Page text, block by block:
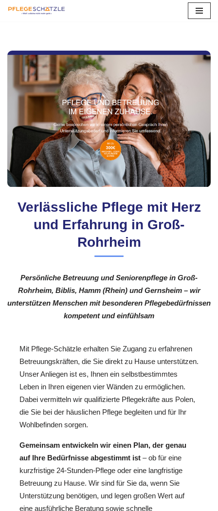
springen
Verlässliche Pflege mit Herz
und Erfahrung in Groß-
Rohrheim
Persönliche Betreuung und Seniorenpflege in Groß-
Rohrheim, Biblis, Hamm (Rhein) und Gernsheim – wir
unterstützen Menschen mit besonderen Pflegebedürfnissen
kompetent und einfühlsam
Mit Pflege-Schätzle erhalten Sie Zugang zu erfahrenen
Betreuungskräften, die Sie direkt zu Hause unterstützen.
Unser Anliegen ist es, Ihnen ein selbstbestimmtes
Leben in Ihren eigenen vier Wänden zu ermöglichen.
Dabei vermitteln wir qualifizierte Pflegekräfte aus Polen,
die Sie bei der häuslichen Pflege begleiten und für Ihr
Wohlbefinden sorgen.
Gemeinsam entwickeln wir einen Plan, der genau
auf Ihre Bedürfnisse abgestimmt ist – ob für eine
kurzfristige 24-Stunden-Pflege oder eine langfristige
Betreuung zu Hause. Wir sind für Sie da, wenn Sie
Unterstützung benötigen, und legen großen Wert auf
eine ausführliche Beratung sowie schnelle